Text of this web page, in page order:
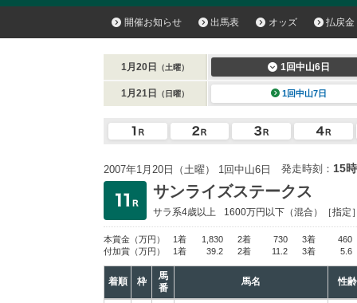
開催お知らせ 出馬表 オッズ 払戻金
1月20日 （土曜） 1回中山6日
1月21日 （日曜） 1回中山7日
2007年1月20日（土曜） 1回中山6日 発走時刻： 15
サンライズステークス
サラ系4歳以上 1600万円以下 （混合）［指定
本賞金 （万円） 1着 1,830 2着 730 3着
460
付加賞 （万円） 1着 39.2 2着 11.2 3着 5.6
着順 枠
馬
番
馬名 性齢